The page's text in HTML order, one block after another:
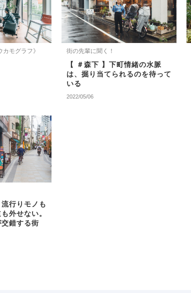
モグラフ》 街の先輩に聞く！
【 ＃森下 】下町情緒の水脈
は、掘り当てられるのを待って
いる
2022/05/06
流行りモノも
外せない。
錯する街